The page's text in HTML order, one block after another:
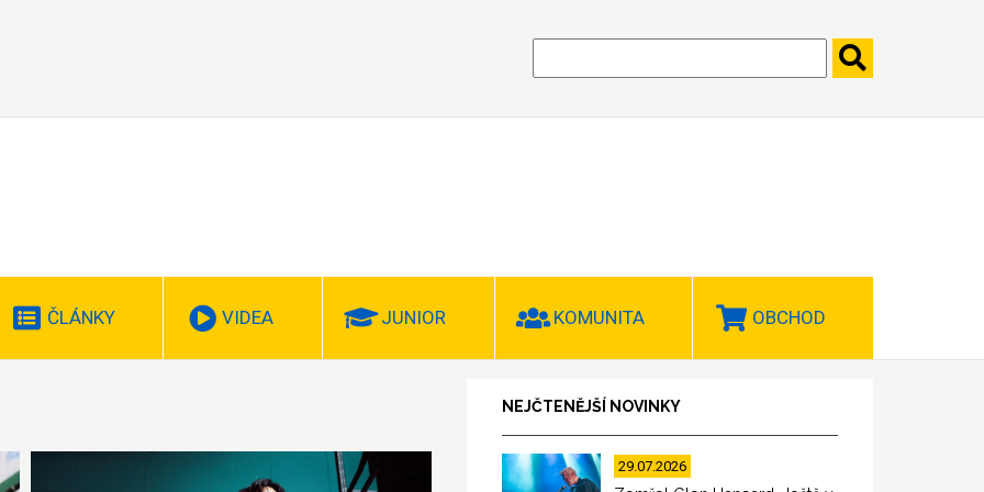
ČLÁNKY VIDEA JUNIOR KOMUNITA OBCHOD
NEJČTENĚJŠÍ NOVINKY
29.07.2026